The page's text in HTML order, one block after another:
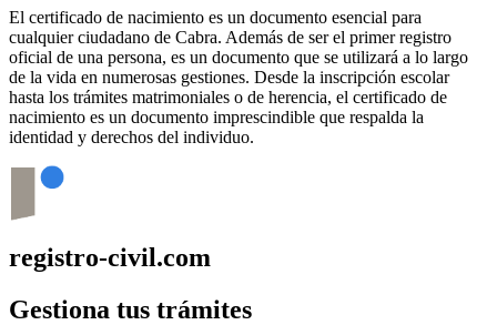
El certificado de nacimiento es un documento esencial para
cualquier ciudadano de Cabra. Además de ser el primer registro
oficial de una persona, es un documento que se utilizará a lo largo
de la vida en numerosas gestiones. Desde la inscripción escolar
hasta los trámites matrimoniales o de herencia, el certificado de
nacimiento es un documento imprescindible que respalda la
identidad y derechos del individuo.
registro-civil.com
Gestiona tus trámites